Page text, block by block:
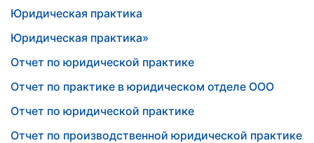
Юридическая практика
Юридическая практика»
Отчет по юридической практике
Отчет по практике в юридическом отделе ООО
Отчет по юридической практике
Отчет по производственной юридической практике